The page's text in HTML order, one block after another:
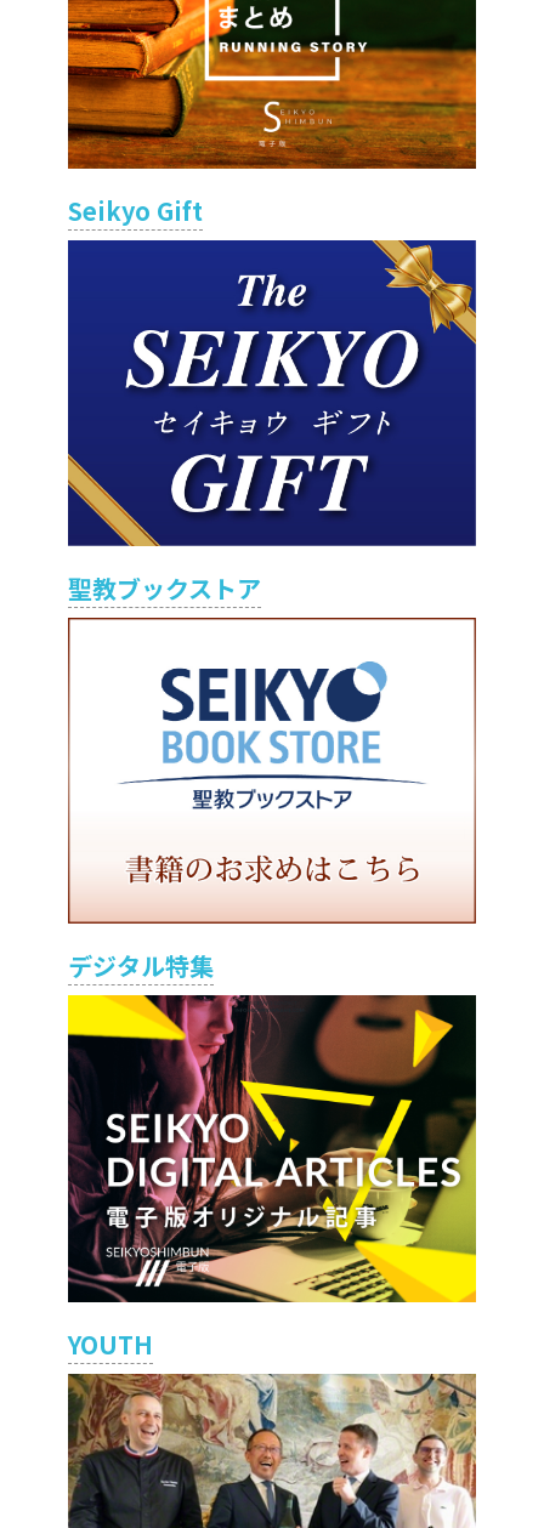
Seikyo Gift
聖教ブックストア
デジタル特集
YOUTH